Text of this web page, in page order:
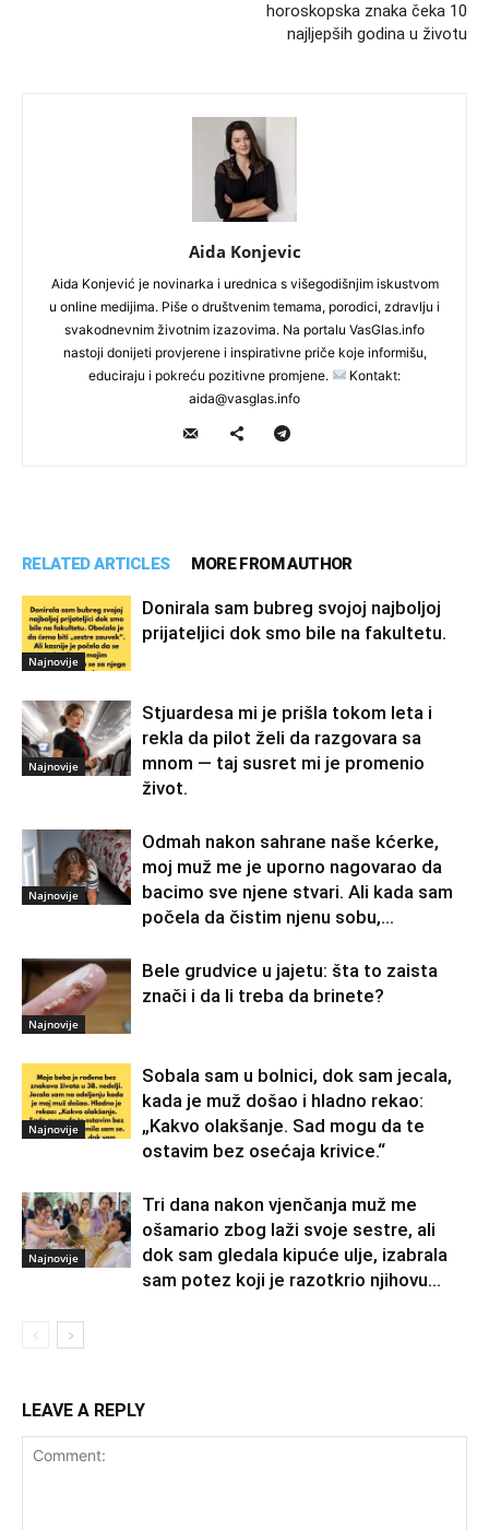
horoskopska znaka čeka 10
najljepših godina u životu
Aida Konjevic
Aida Konjević je novinarka i urednica s višegodišnjim iskustvom
u online medijima. Piše o društvenim temama, porodici, zdravlju i
svakodnevnim životnim izazovima. Na portalu VasGlas.info
nastoji donijeti provjerene i inspirativne priče koje informišu,
educiraju i pokreću pozitivne promjene.
Kontakt:
aida@vasglas.info
RELATED ARTICLES MORE FROM AUTHOR
Najnovije
Donirala sam bubreg svojoj najboljoj
prijateljici dok smo bile na fakultetu.
Najnovije
Stjuardesa mi je prišla tokom leta i
rekla da pilot želi da razgovara sa
mnom — taj susret mi je promenio
život.
Najnovije
Odmah nakon sahrane naše kćerke,
moj muž me je uporno nagovarao da
bacimo sve njene stvari. Ali kada sam
počela da čistim njenu sobu,...
Najnovije
Bele grudvice u jajetu: šta to zaista
znači i da li treba da brinete?
Najnovije
Sobala sam u bolnici, dok sam jecala,
kada je muž došao i hladno rekao:
„Kakvo olakšanje. Sad mogu da te
ostavim bez osećaja krivice.“
Najnovije
Tri dana nakon vjenčanja muž me
ošamario zbog laži svoje sestre, ali
dok sam gledala kipuće ulje, izabrala
sam potez koji je razotkrio njihovu...
LEAVE A REPLY